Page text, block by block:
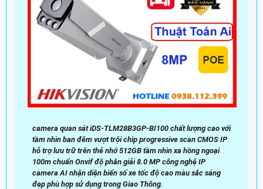
camera quan sát iDS-TLM28B3GP-BI100 chất lượng cao với
tầm nhìn ban đêm vượt trội chip progressive scan CMOS IP
hỗ trợ lưu trữ trên thẻ nhớ 512GB tầm nhìn xa hồng ngoại
100m chuẩn Onvif độ phân giải 8.0 MP công nghệ IP
camera AI nhận diện biển số xe tốc độ cao màu sắc sáng
đẹp phù hợp sử dụng trong Giao Thông.